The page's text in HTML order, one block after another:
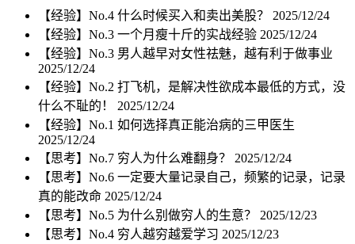
【经验】No.4 什么时候买入和卖出美股？ 2025/12/24
【经验】No.3 一个月瘦十斤的实战经验 2025/12/24
【经验】No.3 男人越早对女性祛魅，越有利于做事业
2025/12/24
【经验】No.2 打飞机，是解决性欲成本最低的方式，没
什么不耻的！ 2025/12/24
【经验】No.1 如何选择真正能治病的三甲医生
2025/12/24
【思考】No.7 穷人为什么难翻身？ 2025/12/24
【思考】No.6 一定要大量记录自己，频繁的记录，记录
真的能改命 2025/12/24
【思考】No.5 为什么别做穷人的生意？ 2025/12/23
【思考】No.4 穷人越穷越爱学习 2025/12/23